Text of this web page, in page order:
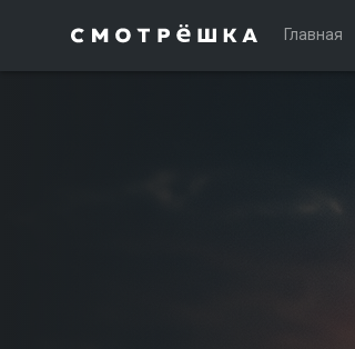
Главная